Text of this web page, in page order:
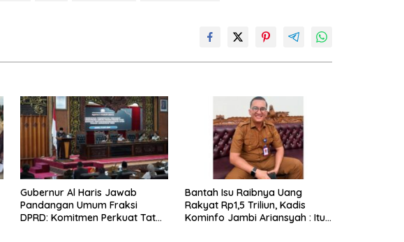
Gubernur Al Haris Jawab
Pandangan Umum Fraksi
DPRD: Komitmen Perkuat Tata
Bantah Isu Raibnya Uang
Rakyat Rp1,5 Triliun, Kadis
Kominfo Jambi Ariansyah : Itu